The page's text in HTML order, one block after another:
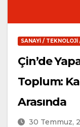
SANAYI /
Çin’de
Toplum:
Arasında
30 Temmuz,